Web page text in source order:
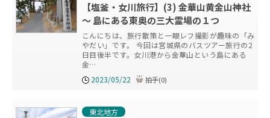
【塩釜・女川旅行】(3) 金華山黄金山神社
～ 島にある東奥の三大霊場の１つ
こんにちは、旅行散策と一眼レフ撮影が趣味の「み
やだい」です。 今回は宮城県のバスツアー旅行の2
日目後半です。女川港から金華山という島にある
金…
2023/05/22
拍手(0)
東北地方